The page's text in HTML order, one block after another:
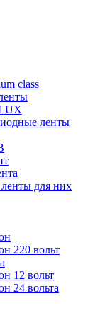
class
ленты
для них
220 вольт
12 вольт
24 вольта